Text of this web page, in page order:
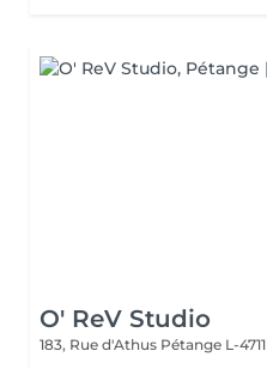
O' ReV Studio
183, Rue d'Athus Pétange L-4711